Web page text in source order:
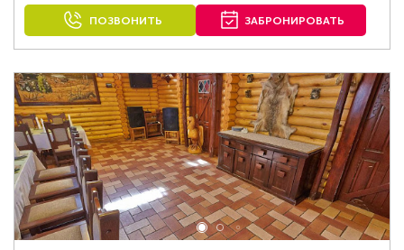
ПОЗВОНИТЬ ЗАБРОНИРОВАТЬ